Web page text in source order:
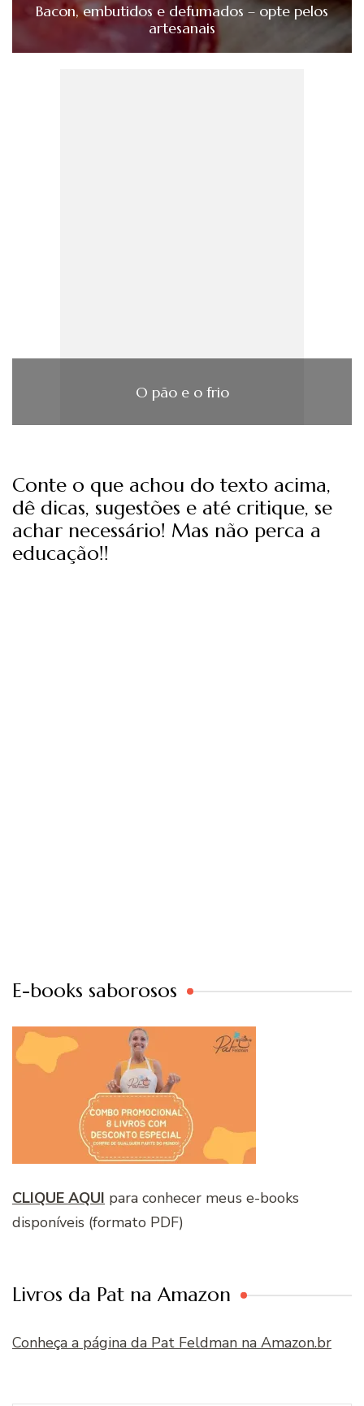
Bacon, embutidos e defumados – opte pelos
artesanais
O pão e o frio
Conte o que achou do texto acima,
dê dicas, sugestões e até critique, se
achar necessário! Mas não perca a
educação!!
E-books saborosos
CLIQUE AQUI para conhecer meus e-books
disponíveis (formato PDF)
Livros da Pat na Amazon
Conheça a página da Pat Feldman na Amazon.br